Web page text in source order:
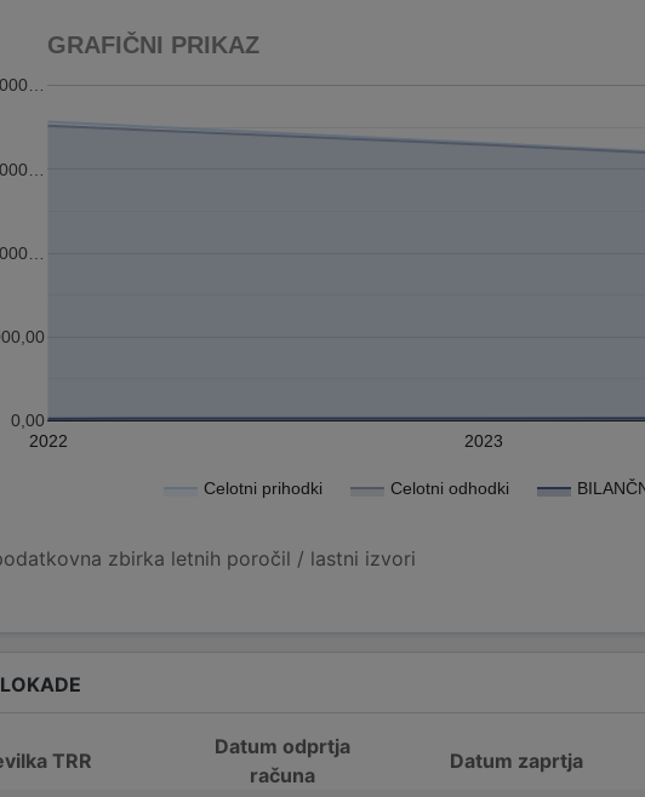
GRAFIČNI PRIKAZ
Celotni prihodki Celotni odhodki
2022 2023
0,00
zbirka letnih poročil / lastni izvori
TRR
Datum odprtja
računa
Datum zaprtja